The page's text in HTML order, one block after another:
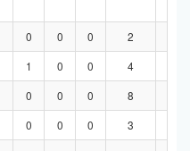
0 0 0 2
1 0 0 4
0 0 0 8
0 0 0 3